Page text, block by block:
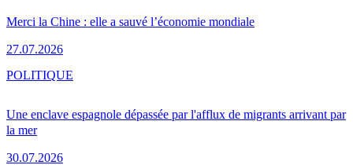
Merci la Chine : elle a sauvé l’économie mondiale
27.07.2026
Une enclave espagnole dépassée par l'afflux de migrants arrivant par
la mer
30.07.2026
POLITIQUE